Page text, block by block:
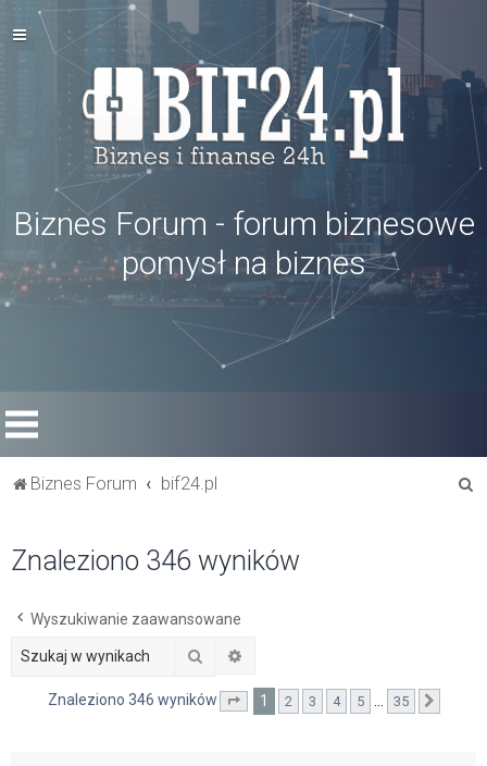
Biznes Forum - forum biznesowe
pomysł na biznes
Biznes Forum bif24.pl
Znaleziono 346 wyników
Wyszukiwanie zaawansowane
Szukaj
Znaleziono 346 wyników Strona1 35
1 2 3 4 5 35